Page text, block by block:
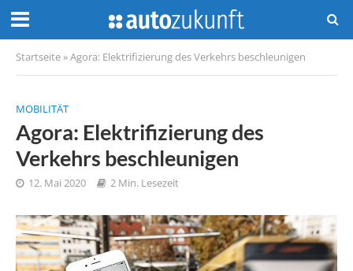
Startseite »Agora: Elektrifizierung des Verkehrs beschleunigen
MOBILITÄT
Agora: Elektrifizierung des
Verkehrs beschleunigen
12. Mai 2020 2 Min. Lesezeit